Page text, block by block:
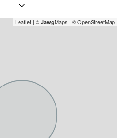
Leaflet | © JawgMaps | © OpenStreetMap